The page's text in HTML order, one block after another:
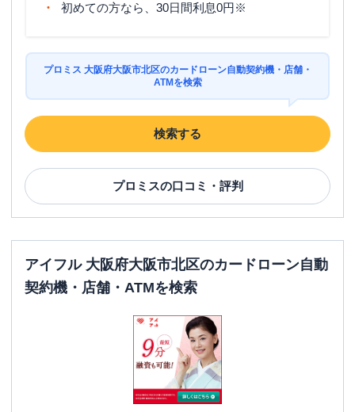
初めての方なら、30日間利息0円※
プロミス 大阪府大阪市北区のカードローン自動契約機・店舗・
ATMを検索
検索する
プロミスの口コミ・評判
アイフル 大阪府大阪市北区のカードローン自動
契約機・店舗・ATMを検索